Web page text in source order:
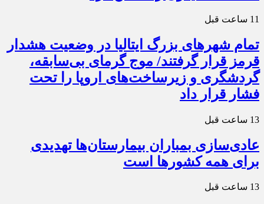
11 ساعت قبل
تمام شهرهای بزرگ ایتالیا در وضعیت هشدار
قرمز قرار گرفتند/ موج گرمای بی‌سابقه،
گردشگری و زیرساخت‌های اروپا را تحت
فشار قرار داد
13 ساعت قبل
عادی‌سازی بمباران بیمارستان‌ها تهدیدی
برای همه کشورها است
13 ساعت قبل